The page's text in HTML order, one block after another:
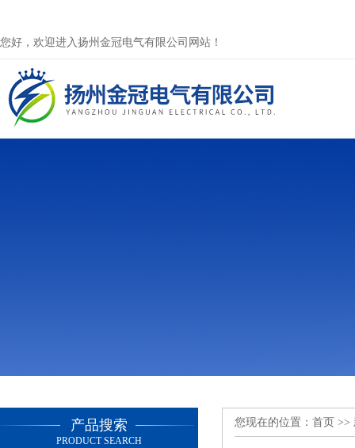
您好，欢迎进入扬州金冠电气有限公司网站！
产品搜索
PRODUCT SEARCH
您现在的位置： 首页 >>